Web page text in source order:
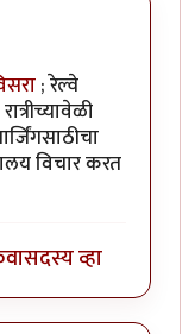
; रेल्वे
विचार करत
सदस्य व्हा